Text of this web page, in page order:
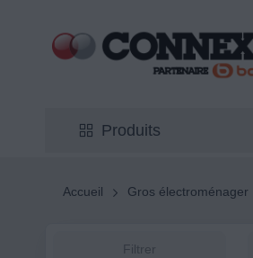
Produits
Accueil Gros électroménager
Filtrer